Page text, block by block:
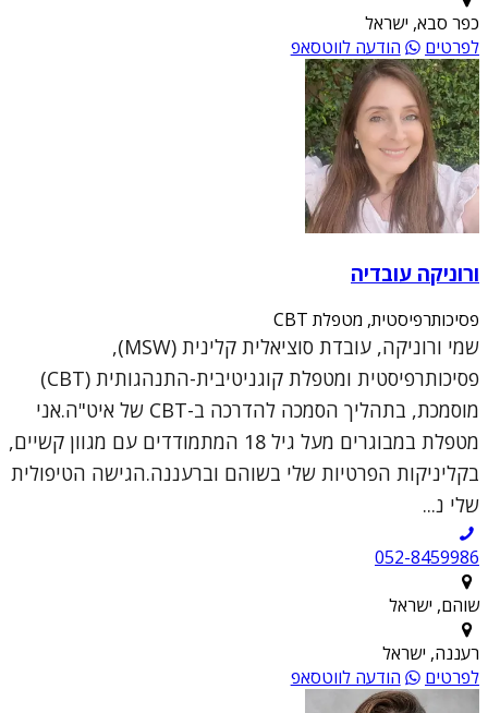
כפר סבא, ישראל
לפרטים
הודעה לווטסאפ
ורוניקה עובדיה
פסיכותרפיסטית, מטפלת CBT
שמי ורוניקה, עובדת סוציאלית קלינית (MSW),
פסיכותרפיסטית ומטפלת קוגניטיבית-התנהגותית (CBT)
מוסמכת, בתהליך הסמכה להדרכה ב-CBT של איט"ה.אני
מטפלת במבוגרים מעל גיל 18 המתמודדים עם מגוון קשיים,
בקליניקות הפרטיות שלי בשוהם וברעננה.הגישה הטיפולית
שלי נ...
052-8459986
שוהם, ישראל
רעננה, ישראל
לפרטים
הודעה לווטסאפ